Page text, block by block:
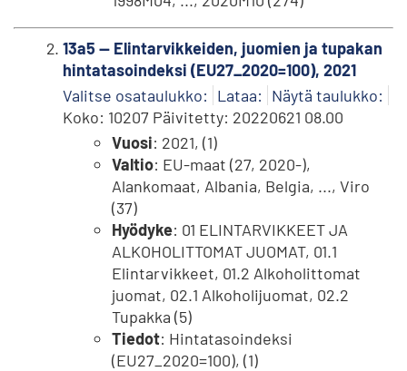
13a5 -- Elintarvikkeiden, juomien ja tupakan
hintatasoindeksi (EU27_2020=100), 2021
Valitse osataulukko: Lataa: Näytä taulukko:
Koko: 10207 Päivitetty: 20220621 08.00
Vuosi: 2021, (1)
Valtio: EU-maat (27, 2020-),
Alankomaat, Albania, Belgia, ..., Viro
(37)
Hyödyke: 01 ELINTARVIKKEET JA
ALKOHOLITTOMAT JUOMAT, 01.1
Elintarvikkeet, 01.2 Alkoholittomat
juomat, 02.1 Alkoholijuomat, 02.2
Tupakka (5)
Tiedot: Hintatasoindeksi
(EU27_2020=100), (1)